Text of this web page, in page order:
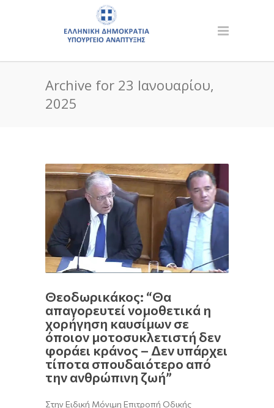
Archive for 23 Ιανουαρίου,
2025
Θεοδωρικάκος: “Θα
απαγορευτεί νομοθετικά η
χορήγηση καυσίμων σε
όποιον μοτοσυκλετιστή δεν
φοράει κράνος – Δεν υπάρχει
τίποτα σπουδαιότερο από
την ανθρώπινη ζωή”
Στην Ειδική Μόνιμη Επιτροπή Οδικής